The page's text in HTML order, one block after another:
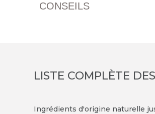
CONSEILS
LISTE COMPLÈTE
Ingrédients d'origine naturelle